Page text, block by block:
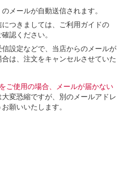
メールが自動送信されます。
つきましては、ご利用ガイドの
認ください。
設定などで、当店からのメールが
は、注文をキャンセルさせていた
ご使用の場合、メールが届かない
大変恐縮ですが、別のメールアドレ
願いいたします。